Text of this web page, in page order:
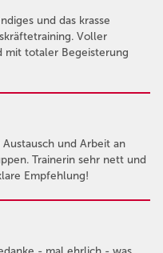
und das krasse
Voller
mit totaler Begeisterung
und Arbeit an
Trainerin sehr nett und
Empfehlung!